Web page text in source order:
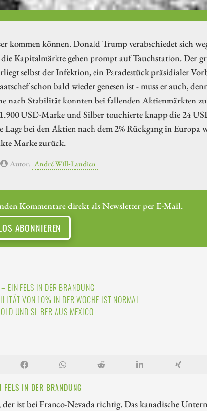
kommen können. Donald Trump verabschiedet sich
Kapitalmärkte gehen prompt auf Tauchstation. Der
selbst der Infektion, ein Paradestück präsidialer
schon bald wieder genesen ist - muss er auch,
nach Stabilität konnten bei fallenden Aktienmärkten
USD-Marke und Silber touchierte knapp die 24
Lage bei den Aktien nach dem 2% Rückgang in Europa
Marke zurück.
Autor: André Will-Laudien
Kommentare direkt als Newsletter per E-Mail.
ABONNIEREN
EIN FELS IN DER BRANDUNG
VON 10% IN DER WOCHE IST NORMAL
UND SILBER AUS MEXICO
IN DER BRANDUNG
ist bei Franco-Nevada richtig. Das kanadische